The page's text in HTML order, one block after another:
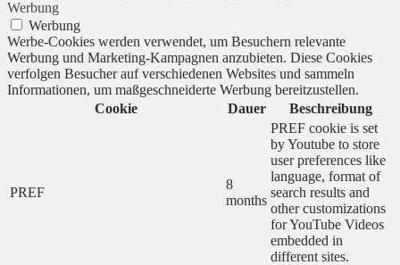
Werbung
Werbung
Werbe-Cookies werden verwendet, um Besuchern relevante
Werbung und Marketing-Kampagnen anzubieten. Diese Cookies
verfolgen Besucher auf verschiedenen Websites und sammeln
Informationen, um maßgeschneiderte Werbung bereitzustellen.
Cookie
Dauer Beschreibung
PREF
8
months
PREF cookie is set
by Youtube to store
user preferences like
language, format of
search results and
other customizations
for YouTube Videos
embedded in
different sites.